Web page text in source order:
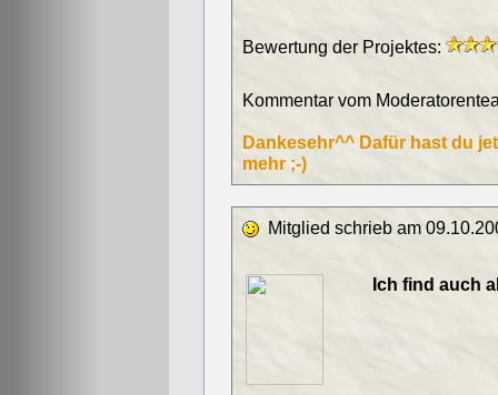
Bewertung der Projektes:
Kommentar vom
Dankesehr^^ Dafür hast du
mehr ;-)
Mitglied schrieb am
Ich find auch